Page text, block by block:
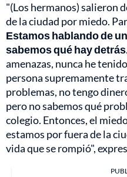
"(Los hermanos) salieron
de la ciudad por miedo.
Estamos hablando de
sabemos qué hay detrás
amenazas, nunca he
persona supremamente
problemas, no tengo
pero no sabemos qué
colegio. Entonces, el
estamos por fuera de la
vida que se rompió",